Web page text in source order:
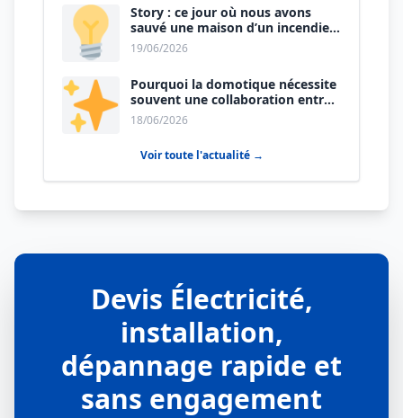
Story : ce jour où nous avons
sauvé une maison d’un incendie
certain.
19/06/2026
Pourquoi la domotique nécessite
souvent une collaboration entre
électricien et plombier ?
18/06/2026
Voir toute l'actualité →
Devis Électricité,
installation,
dépannage rapide et
sans engagement